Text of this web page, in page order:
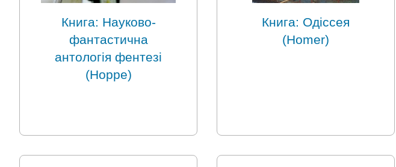
Книга: Науково-
фантастична
антологія фентезі
(Hoppe)
Книга: Одіссея
(Homer)